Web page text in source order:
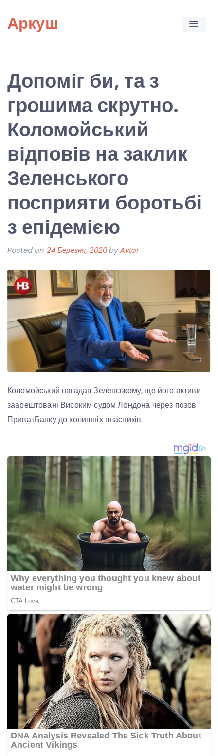
content
Аркуш
Допоміг би, та з
грошима скрутно.
Коломойський
відповів на заклик
Зеленського
посприяти боротьбі
з епідемією
Posted on 24 Березня, 2020byAvtor
Коломойський нагадав Зеленському, що його активи
заарештовані Високим судом Лондона через позов
ПриватБанку до колишніх власників.